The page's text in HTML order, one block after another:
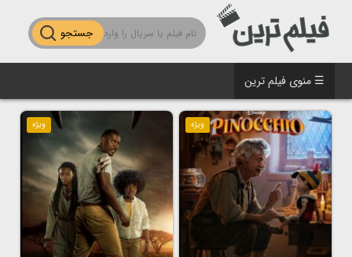
جستجو
☰ منوی فیلم ترین
ویژه ویژه